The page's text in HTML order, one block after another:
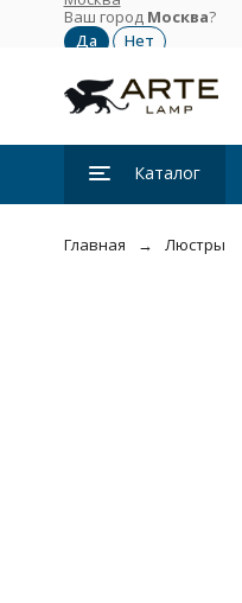
Ваш город Москва?
Каталог
Главная Люстры